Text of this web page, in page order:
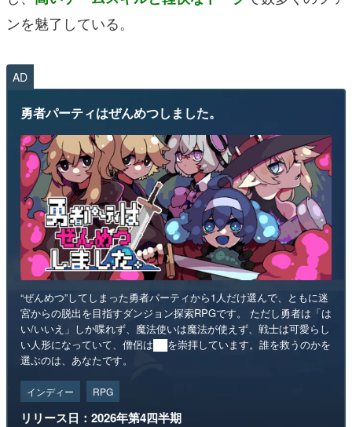
ンを魅了している。
AD
勇者パーティはぜんめつしました。
“ぜんめつ”してしまった勇者パーティから1人だけ選んで、ともに迷
宮からの脱出を目指すダンジョン探索RPGです。 ただし勇者は「は
い/いいえ」しか喋れず、魔法使いは魔法が使えず、戦士は可愛らし
い人形になっていて、僧侶は██を崇拝しています。誰を救うのかを
選ぶのは、あなたです。
インディー RPG
リリース日：2026年第4四半期